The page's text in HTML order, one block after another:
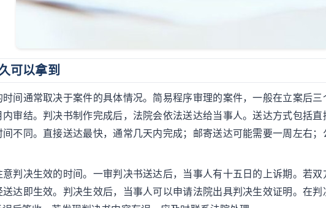
可以拿到
时间通常取决于案件的具体情况。简易程序审理的案件，一般在立案后
审结。判决书制作完成后，法院会依法送达给当事人。送达方式包括
不同。直接送达最快，通常几天内完成；邮寄送达可能需要一周左右
判决生效的时间。一审判决书送达后，当事人有十五日的上诉期。若
达即生效。判决生效后，当事人可以申请法院出具判决生效证明。在